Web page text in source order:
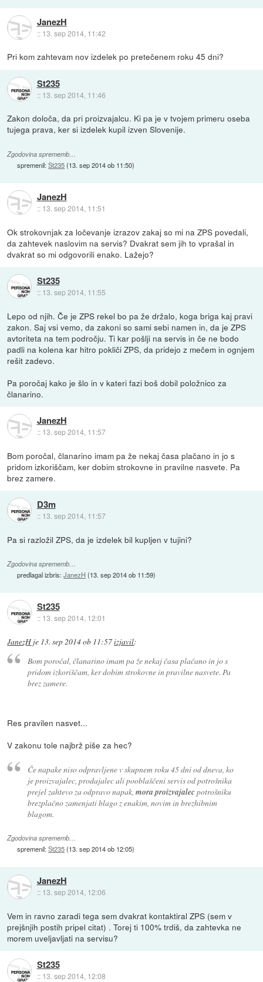
JanezH
:: 13. sep 2014, 11:42
Pri kom zahtevam nov izdelek po pretečenem roku 45 dni?
St235
:: 13. sep 2014, 11:46
Zakon določa, da pri proizvajalcu. Ki pa je v tvojem primeru oseba
tujega prava, ker si izdelek kupil izven Slovenije.
Zgodovina sprememb…
spremenil:St235(13. sep 2014 ob 11:50)
JanezH
:: 13. sep 2014, 11:51
Ok strokovnjak za ločevanje izrazov zakaj so mi na ZPS povedali,
da zahtevek naslovim na servis? Dvakrat sem jih to vprašal in
dvakrat so mi odgovorili enako. Lažejo?
St235
:: 13. sep 2014, 11:55
Lepo od njih. Če je ZPS rekel bo pa že držalo, koga briga kaj pravi
zakon. Saj vsi vemo, da zakoni so sami sebi namen in, da je ZPS
avtoriteta na tem področju. Ti kar pošlji na servis in če ne bodo
padli na kolena kar hitro pokliči ZPS, da pridejo z mečem in ognjem
rešit zadevo.
Pa poročaj kako je šlo in v kateri fazi boš dobil položnico za
članarino.
JanezH
:: 13. sep 2014, 11:57
Bom poročal, članarino imam pa že nekaj časa plačano in jo s
pridom izkoriščam, ker dobim strokovne in pravilne nasvete. Pa
brez zamere.
D3m
:: 13. sep 2014, 11:57
Pa si razložil ZPS, da je izdelek bil kupljen v tujini?
Zgodovina sprememb…
predlagal izbris:JanezH (13. sep 2014 ob 11:59)
St235
:: 13. sep 2014, 12:01
JanezH je 13. sep 2014 ob 11:57izjavil:
Bom poročal, članarino imam pa že nekaj časa plačano in jo s
pridom izkoriščam, ker dobim strokovne in pravilne nasvete. Pa
brez zamere.
Res pravilen nasvet...
V zakonu tole najbrž piše za hec?
Če napake niso odpravljene v skupnem roku 45 dni od dneva, ko
je proizvajalec, prodajalec ali pooblaščeni servis od potrošnika
prejel zahtevo za odpravo napak, mora proizvajalecpotrošniku
brezplačno zamenjati blago z enakim, novim in brezhibnim
blagom.
Zgodovina sprememb…
spremenil:St235(13. sep 2014 ob 12:05)
JanezH
:: 13. sep 2014, 12:06
Vem in ravno zaradi tega sem dvakrat kontaktiral ZPS (sem v
prejšnjih postih pripel citat) . Torej ti 100% trdiš, da zahtevka ne
morem uveljavljati na servisu?
St235
:: 13. sep 2014, 12:08